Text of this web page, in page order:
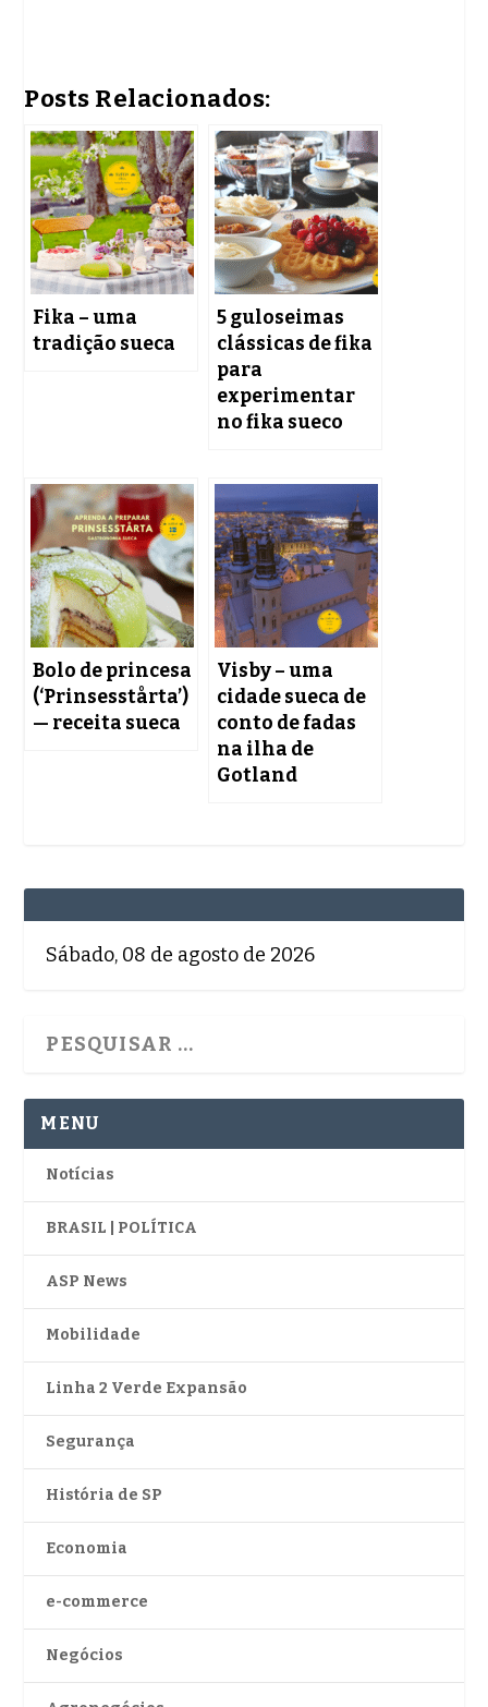
Posts Relacionados:
Fika – uma
tradição sueca
5 guloseimas
clássicas de fika
para
experimentar
no fika sueco
Bolo de princesa
(‘Prinsesstårta’)
— receita sueca
Visby – uma
cidade sueca de
conto de fadas
na ilha de
Gotland
Sábado, 08 de agosto de 2026
MENU
Notícias
BRASIL | POLÍTICA
ASP News
Mobilidade
Linha 2 Verde Expansão
Segurança
História de SP
Economia
e-commerce
Negócios